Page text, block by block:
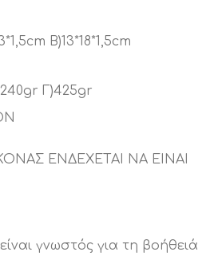
Β)13*18*1,5cm
Γ)425gr
ΕΝΔΕΧΕΤΑΙ ΝΑ ΕΙΝΑΙ
γνωστός για τη βοήθειά